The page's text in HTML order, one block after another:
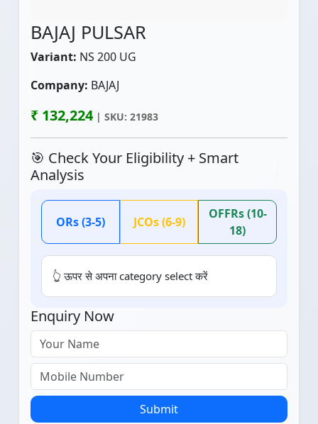
BAJAJ PULSAR
Variant: NS 200 UG
Company: BAJAJ
₹ 132,224| SKU: 21983
🎯 Check Your Eligibility + Smart
Analysis
ORs (3-5) JCOs (6-9)
OFFRs (10-
18)
👆 ऊपर से अपना category select करें
Enquiry Now
Submit